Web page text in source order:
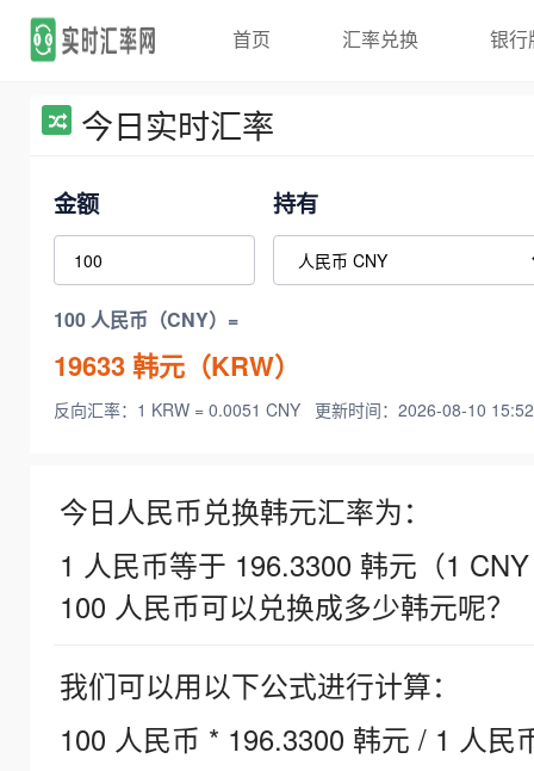
首页 汇率兑换 银行
今日实时汇率
金额 持有
100 人民币（CNY）=
19633韩元（KRW）
反向汇率：1 KRW = 0.0051 CNY 更新时间：2026-08-10
今日人民币兑换韩元汇率为：
1 人民币等于 196.3300 韩元（1
100 人民币可以兑换成多少韩元呢？
我们可以用以下公式进行计算：
100 人民币 * 196.3300 韩元 / 1 人民